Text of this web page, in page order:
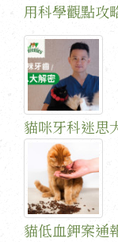
用科學觀點攻
貓咪牙科迷
貓低血鉀案通